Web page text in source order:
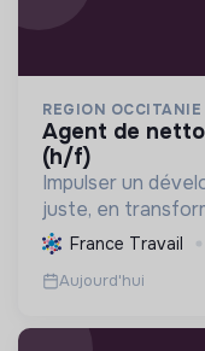
REGION OCCITANIE
agent de nettoyage au sein d'un lycée
(h/f)
Impulser un
juste, en
résilient et leader
France Travail
Aujourd'hui